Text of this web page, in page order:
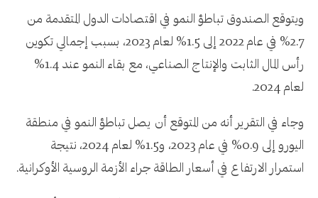
ويتوقع الصندوق تباطؤ النمو في اقتصادات الدول المتقدمة من
2.7% في عام 2022 إلى 1.5% لعام 2023، بسبب إجمالي تكوين
رأس المال الثابت والإنتاج الصناعي، مع بقاء النمو عند 1.4%
لعام 2024.
وجاء في التقرير أنه من المتوقع أن يصل تباطؤ النمو في منطقة
اليورو إلى 0.9% في عام 2023، و1.5% لعام 2024، نتيجة
استمرار الارتفاع في أسعار الطاقة جراء الأزمة الروسية الأوكرانية.